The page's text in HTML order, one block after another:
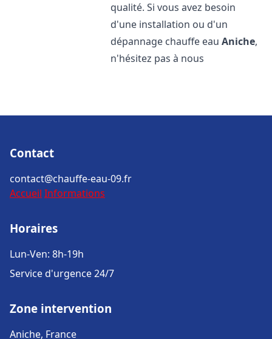
qualité. Si vous avez besoin
d'une installation ou d'un
dépannage chauffe eauAniche,
n'hésitez pas à nous
Contact
contact@chauffe-eau-09.fr
Accueil Informations
Horaires
Lun-Ven: 8h-19h
Service d'urgence 24/7
Zone intervention
Aniche, France